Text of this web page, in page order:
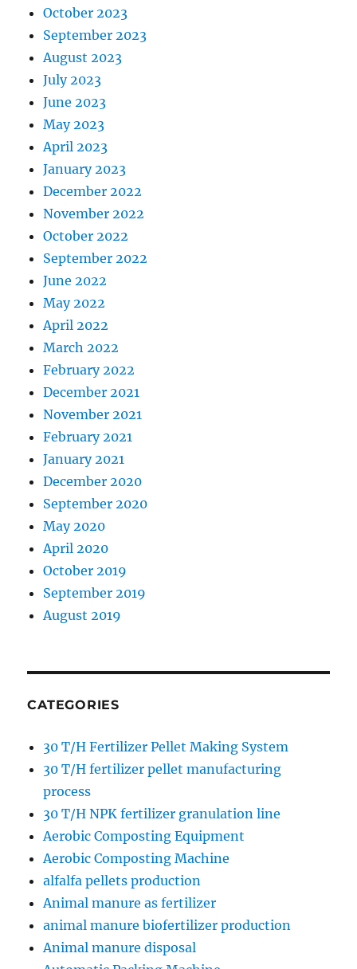
October 2023
September 2023
August 2023
July 2023
June 2023
May 2023
April 2023
January 2023
December 2022
November 2022
October 2022
September 2022
June 2022
May 2022
April 2022
March 2022
February 2022
December 2021
November 2021
February 2021
January 2021
December 2020
September 2020
May 2020
April 2020
October 2019
September 2019
August 2019
CATEGORIES
30 T/H Fertilizer Pellet Making System
30 T/H fertilizer pellet manufacturing
process
30 T/H NPK fertilizer granulation line
Aerobic Composting Equipment
Aerobic Composting Machine
alfalfa pellets production
Animal manure as fertilizer
animal manure biofertilizer production
Animal manure disposal